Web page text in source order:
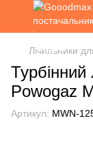
Лічильники
Турбінний
Powogaz
Артикул: MWN-